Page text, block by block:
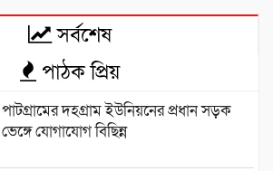
সর্বশেষ
পাঠক প্রিয়
পাটগ্রামের দহগ্রাম ইউনিয়নের প্রধান সড়ক
ভেঙ্গে যোগাযোগ বিছিন্ন